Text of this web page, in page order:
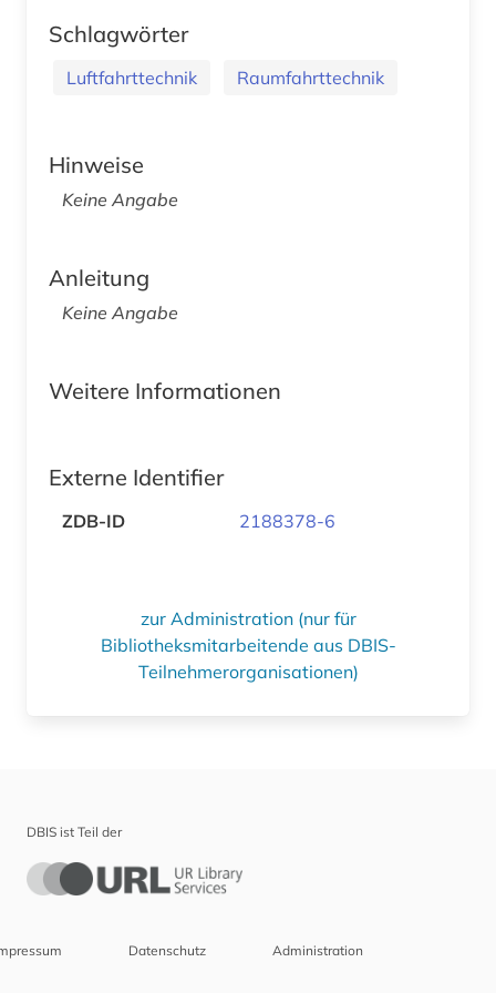
Schlagwörter
Luftfahrttechnik Raumfahrttechnik
Hinweise
Keine Angabe
Anleitung
Keine Angabe
Weitere Informationen
Externe Identifier
ZDB-ID 2188378-6
zur Administration (nur für
Bibliotheksmitarbeitende aus DBIS-
Teilnehmerorganisationen)
DBIS ist Teil der
Datenschutz Administration